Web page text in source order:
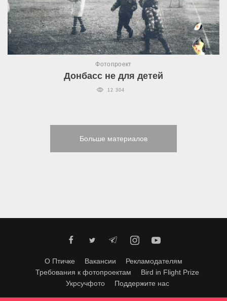
Фотопроект
Донбасс не для детей
12 304
Больше материалов
О Птичке Вакансии
Рекламодателям
Требования к фотопроектам
Bird in Flight Prize
Укрсучфото
Поддержите нас